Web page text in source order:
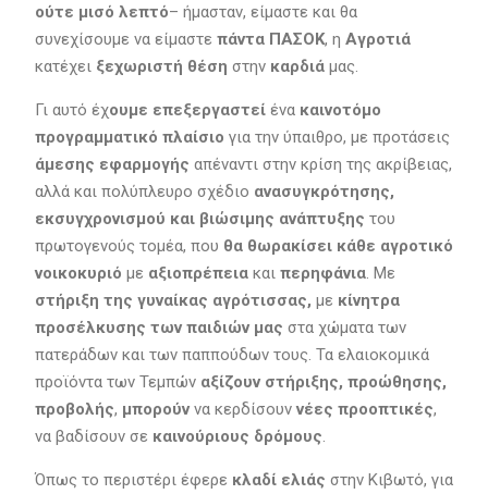
ούτε μισό λεπτό– ήμασταν, είμαστε και θα
συνεχίσουμε να είμαστε πάντα ΠΑΣΟΚ, η Αγροτιά
κατέχει ξεχωριστή θέση στην καρδιάμας.
Γι αυτό έχουμε επεξεργαστείένα καινοτόμο
προγραμματικό πλαίσιο για την ύπαιθρο, με προτάσεις
άμεσης εφαρμογής απέναντι στην κρίση της ακρίβειας,
αλλά και πολύπλευρο σχέδιο ανασυγκρότησης,
εκσυγχρονισμού και βιώσιμης ανάπτυξης του
πρωτογενούς τομέα, που θα θωρακίσει κάθε αγροτικό
νοικοκυριό με αξιοπρέπειακαι περηφάνια. Με
στήριξη της γυναίκας αγρότισσας, με κίνητρα
προσέλκυσης των παιδιών μας στα χώματα των
πατεράδων και των παππούδων τους. Τα ελαιοκομικά
προϊόντα των Τεμπών αξίζουν στήριξης, προώθησης,
προβολής, μπορούν να κερδίσουννέες προοπτικές,
να βαδίσουν σε καινούριους δρόμους
Όπως το περιστέρι έφερε κλαδί ελιάς στην Κιβωτό, για